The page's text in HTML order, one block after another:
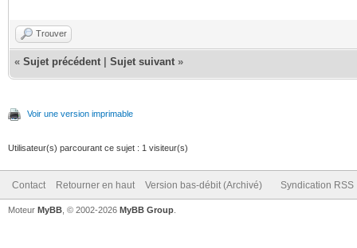
Trouver
« Sujet précédent Sujet suivant »
Voir une version imprimable
Utilisateur(s) parcourant ce sujet : 1 visiteur(s)
Contact Retourner en haut Version bas-débit (Archivé) Syndication RSS
Moteur MyBB , © 2002-2026 MyBB Group